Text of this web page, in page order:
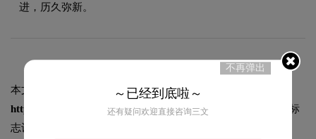
进，历久弥新。
本文标题和链接
北药堂标志logo图片:
https://logo9.net/works/11851.html转载时请注明出处为诗宸标
志设计及本链接!
不再弹出
～已经到底啦～
还有疑问欢迎直接咨询三文